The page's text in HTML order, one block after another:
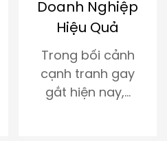
Doanh Nghiệp
Hiệu Quả
Trong bối cảnh
cạnh tranh gay
gắt hiện nay,…